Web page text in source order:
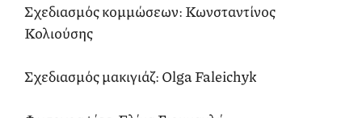
Σχεδιασμός κομμώσεων: Κωνσταντίνος
Κολιούσης
Σχεδιασμός μακιγιάζ: Olga Faleichyk